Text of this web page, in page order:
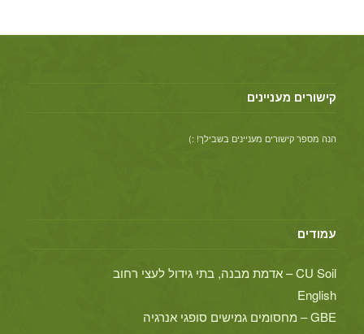
קישורים מעניינים
הנה מספר קישורים מעניינים בשבילך! :)
עמודים
CU Soil – אדמת מבנה, בתי גידול לעצי רחוב
English
GBE – מחסומים גמישים סופגי אנרגיה